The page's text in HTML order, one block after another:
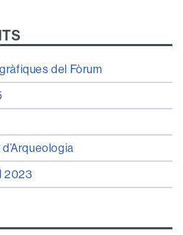
del Fòrum
2023